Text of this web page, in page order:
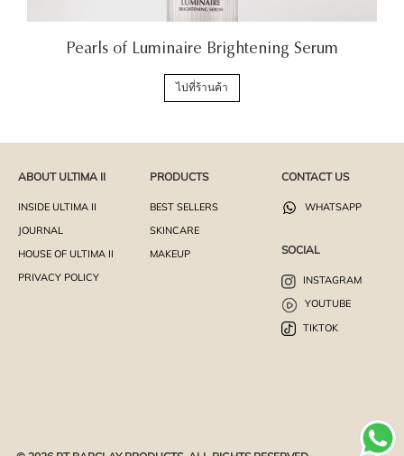
Pearls of Luminaire Brightening Serum
ไปที่ร้านค้า
ABOUT ULTIMA II
INSIDE ULTIMA II
JOURNAL
HOUSE OF ULTIMA II
PRIVACY POLICY
PRODUCTS
BEST SELLERS
SKINCARE
MAKEUP
CONTACT US
WHATSAPP
SOCIAL
INSTAGRAM
YOUTUBE
TIKTOK